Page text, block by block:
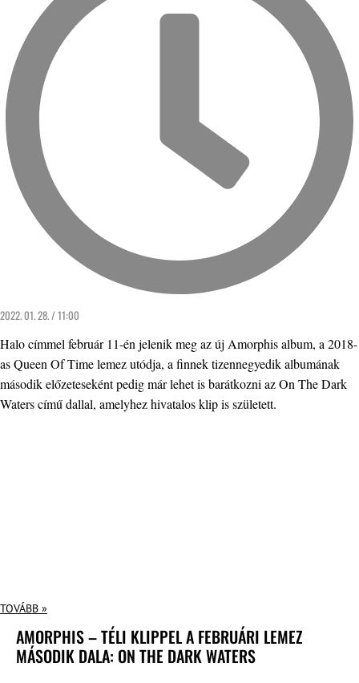
2022. 01. 28. / 11:00
Halo címmel február 11-én jelenik meg az új Amorphis album, a 2018-
as Queen Of Time lemez utódja, a finnek tizennegyedik albumának
második előzeteseként pedig már lehet is barátkozni az On The Dark
Waters című dallal, amelyhez hivatalos klip is született.
TOVÁBB »
AMORPHIS – TÉLI KLIPPEL A FEBRUÁRI LEMEZ
MÁSODIK DALA: ON THE DARK WATERS